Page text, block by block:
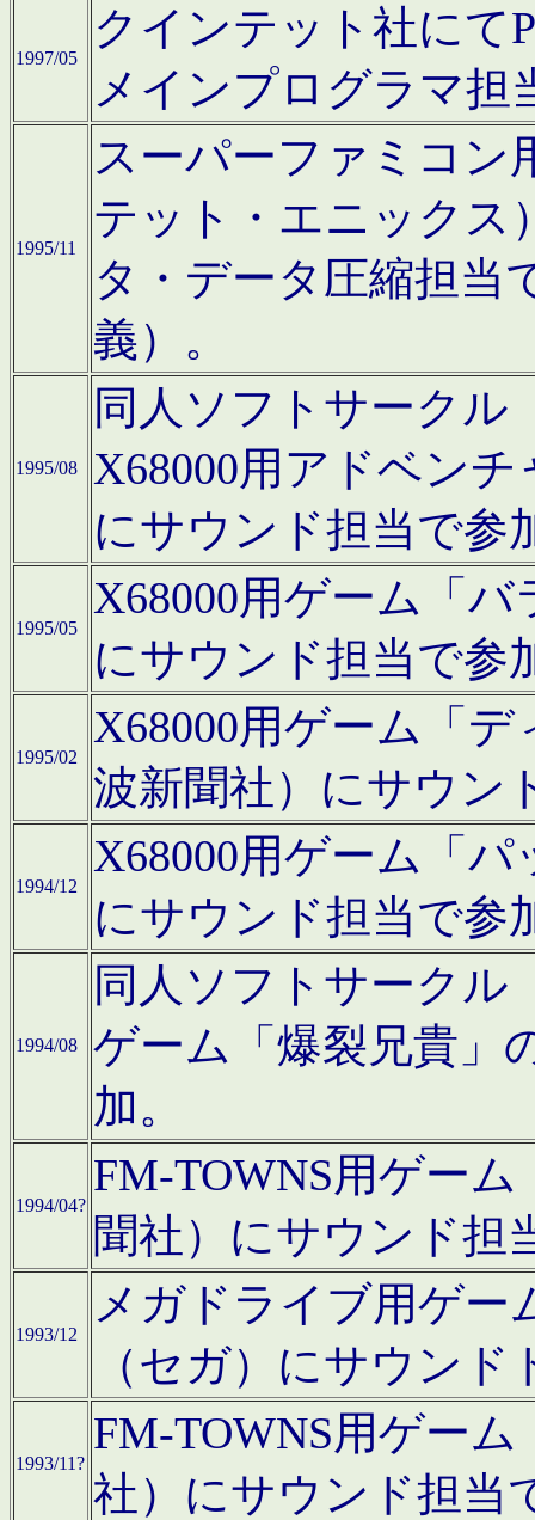
1997/05
クインテット社にて
メインプログラマ担
1995/11
スーパーファミコン
テット・エニックス
タ・データ圧縮担当
義）。
1995/08
同人ソフトサークル
X68000用アドベン
にサウンド担当で参
1995/05
X68000用ゲーム「
にサウンド担当で参
1995/02
X68000用ゲーム「
波新聞社）にサウン
1994/12
X68000用ゲーム「
にサウンド担当で参
1994/08
同人ソフトサークル
ゲーム「爆裂兄貴」
加。
1994/04?
FM-TOWNS用ゲー
聞社）にサウンド担
1993/12
メガドライブ用ゲー
（セガ）にサウン
1993/11?
FM-TOWNS用ゲー
社）にサウンド担当